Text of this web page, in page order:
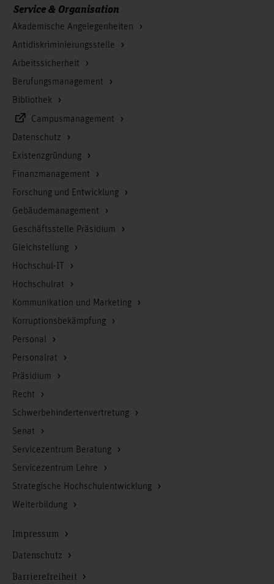
Service & Organisation
Akademische Angelegenheiten
Antidiskriminierungsstelle
Arbeitssicherheit
Berufungsmanagement
Bibliothek
Campusmanagement
Datenschutz
Existenzgründung
Finanzmanagement
Forschung und Entwicklung
Gebäudemanagement
Geschäftsstelle Präsidium
Gleichstellung
Hochschul-IT
Hochschulrat
Kommunikation und Marketing
Korruptionsbekämpfung
Personal
Personalrat
Präsidium
Recht
Schwerbehindertenvertretung
Senat
Servicezentrum Beratung
Servicezentrum Lehre
Strategische Hochschulentwicklung
Weiterbildung
Impressum
Datenschutz
Barrierefreiheit